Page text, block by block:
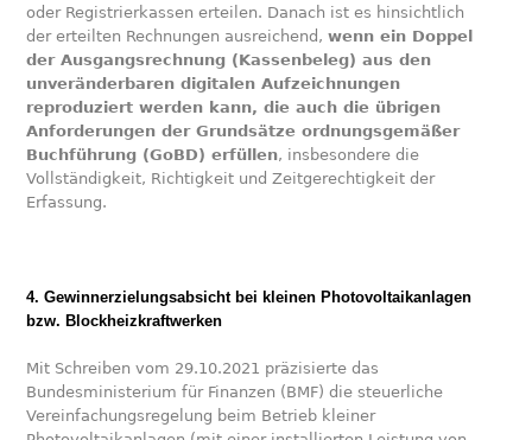
oder Registrierkassen erteilen. Danach ist es hinsichtlich
der erteilten Rechnungen ausreichend,wenn ein Doppel
der Ausgangsrechnung (Kassenbeleg) aus den
unveränderbaren digitalen Aufzeichnungen
reproduziert werden kann, die auch die übrigen
Anforderungen der Grundsätze ordnungsgemäßer
Buchführung (GoBD) erfüllen, insbesondere die
Vollständigkeit, Richtigkeit und Zeitgerechtigkeit der
Erfassung.
4. Gewinnerzielungsabsicht bei kleinen Photovoltaikanlagen
bzw. Blockheizkraftwerken
Mit Schreiben vom 29.10.2021 präzisierte das
Bundesministerium für Finanzen (BMF) die steuerliche
Vereinfachungsregelung beim Betrieb kleiner